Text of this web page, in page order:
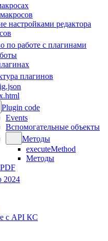
настройками редактора
по работе с плагинами
плагинов
Plugin code
Events
Вспомогательные объекты
Методы
executeMethod
Методы
2024
с API КС